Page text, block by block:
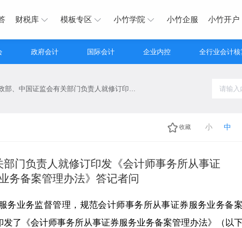
财税库 模板专区 小竹学院 小竹企服 小竹开户
政府会计 国际会计 企业内控 全行业会计核
收藏 小 中
门负责人就修订印发《会计师事务所从事证
务备案管理办法》答记者问
务业务监督管理，规范会计师事务所从事证券服务业务备
了《会计师事务所从事证券服务业务备案管理办法》（以